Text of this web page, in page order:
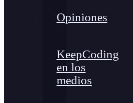
Opiniones
KeepCoding
en los
medios